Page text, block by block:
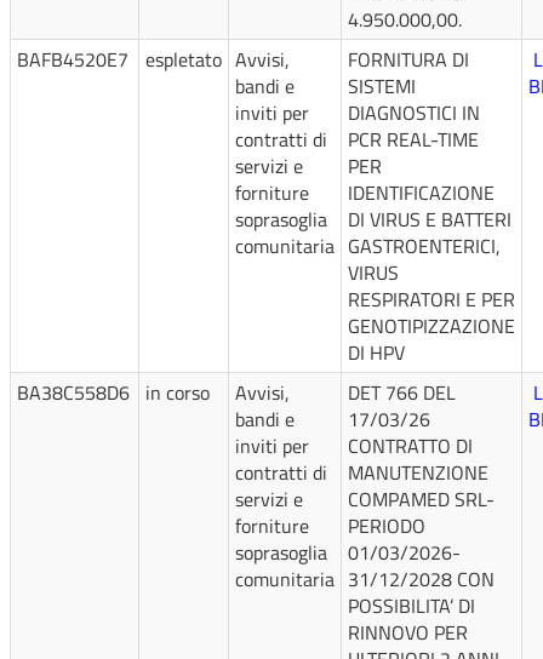
4.950.000,00.
BAFB4520E7
espletato Avvisi,
bandi e
inviti per
contratti di
servizi e
forniture
soprasoglia
comunitaria
FORNITURA DI
SISTEMI
DIAGNOSTICI IN
PCR REAL-TIME
PER
IDENTIFICAZIONE
DI VIRUS E BATTERI
GASTROENTERICI,
VIRUS
RESPIRATORI E PER
GENOTIPIZZAZIONE
DI HPV
BA38C558D6 in corso
Avvisi,
bandi e
inviti per
contratti di
servizi e
forniture
soprasoglia
comunitaria
DET 766 DEL
17/03/26
CONTRATTO DI
MANUTENZIONE
COMPAMED SRL-
PERIODO
01/03/2026-
31/12/2028 CON
POSSIBILITA’ DI
RINNOVO PER